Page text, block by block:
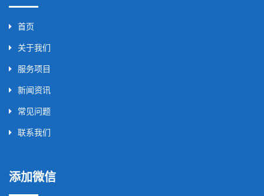
首页
关于我们
服务项目
新闻资讯
常见问题
联系我们
添加微信